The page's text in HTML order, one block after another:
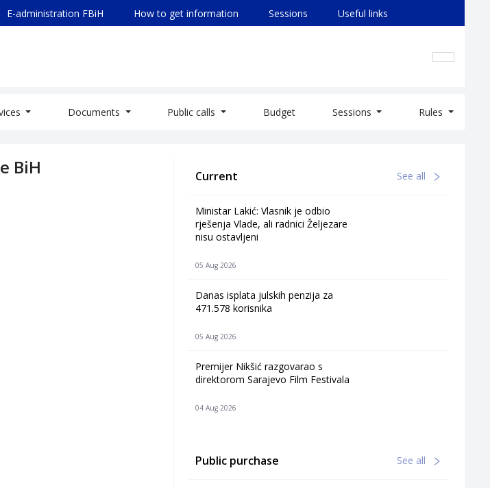
E-administration FBiH How to get information Sessions Useful links
Documents Public calls Budget Sessions Rules
BiH Current See all
Ministar Lakić: Vlasnik je odbio
rješenja Vlade, ali radnici Željezare
nisu ostavljeni
05 Aug 2026
Danas isplata julskih penzija za
471.578 korisnika
05 Aug 2026
Premijer Nikšić razgovarao s
direktorom Sarajevo Film Festivala
04 Aug 2026
Public purchase See all